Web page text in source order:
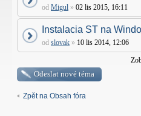
od Migul » 02 lis 2015, 16:11
Instalacia ST na
od slovak » 10 lis 2014, 12:06
Odeslat nové téma
Zpět na Obsah fóra